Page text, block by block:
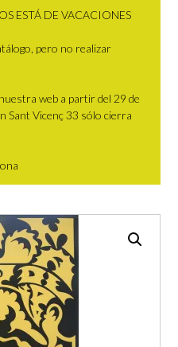
ESTÁ DE VACACIONES
pero no realizar
web a partir del 29 de
Sant Vicenç 33 sólo cierra